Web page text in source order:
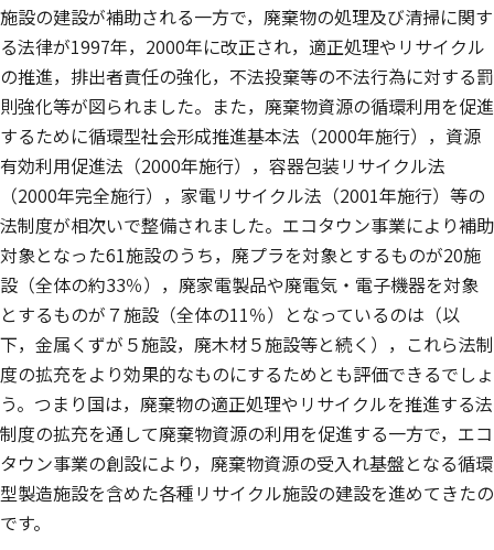
施設の建設が補助される一方で，廃棄物の処理及び清掃に関す
る法律が1997年，2000年に改正され，適正処理やリサイクル
の推進，排出者責任の強化，不法投棄等の不法行為に対する罰
則強化等が図られました。また，廃棄物資源の循環利用を促進
するために循環型社会形成推進基本法（2000年施行），資源
有効利用促進法（2000年施行），容器包装リサイクル法
（2000年完全施行），家電リサイクル法（2001年施行）等の
法制度が相次いで整備されました。エコタウン事業により補助
対象となった61施設のうち，廃プラを対象とするものが20施
設（全体の約33％），廃家電製品や廃電気・電子機器を対象
とするものが７施設（全体の11％）となっているのは（以
下，金属くずが５施設，廃木材５施設等と続く），これら法制
度の拡充をより効果的なものにするためとも評価できるでしょ
う。つまり国は，廃棄物の適正処理やリサイクルを推進する法
制度の拡充を通して廃棄物資源の利用を促進する一方で，エコ
タウン事業の創設により，廃棄物資源の受入れ基盤となる循環
型製造施設を含めた各種リサイクル施設の建設を進めてきたの
です。